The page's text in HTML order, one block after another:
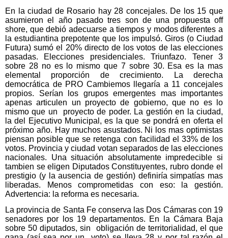
En la ciudad de Rosario hay 28 concejales. De los 15 que
asumieron el año pasado tres son de una propuesta off
shore, que debió adecuarse a tiempos y modos diferentes a
la estudiantina prepotente que los impulsó. Giros (o Ciudad
Futura) sumó el 20% directo de los votos de las elecciones
pasadas. Elecciones presidenciales. Triunfazo. Tener 3
sobre 28 no es lo mismo que 7 sobre 30. Esa es la mas
elemental proporción de crecimiento. La derecha
democrática de PRO Cambiemos llegaría a 11 concejales
propios. Serían los grupos emergentes mas importantes
apenas articulen un proyecto de gobierno, que no es lo
mismo que un proyecto de poder. La gestión en la ciudad,
la del Ejecutivo Municipal, es la que se pondrá en oferta el
próximo año. Hay muchos asustados. Ni los mas optimistas
piensan posible que se retenga con facilidad el 33% de los
votos. Provincia y ciudad votan separados de las elecciones
nacionales. Una situación absolutamente impredecible si
tambien se eligen Diputados Constituyentes, rubro donde el
prestigio (y la ausencia de gestión) definiría simpatías mas
liberadas. Menos comprometidas con eso: la gestión.
Advertencia: la reforma es necesaria.
La provincia de Santa Fe conserva las Dos Cámaras con 19
senadores por los 19 departamentos. En la Cámara Baja
sobre 50 diputados, sin obligación de territorialidad, el que